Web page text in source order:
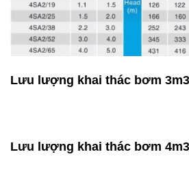
Lưu lượng khai thác bơm
Lưu lượng khai thác bơm